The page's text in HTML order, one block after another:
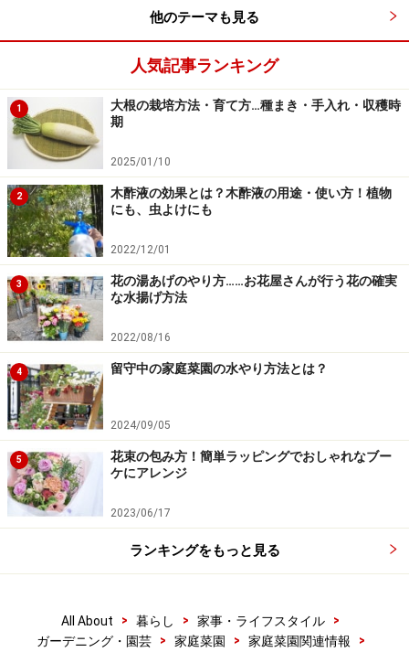
他のテーマも見る
人気記事ランキング
1
大根の栽培方法・育て方…種まき・手入れ・収穫時
期
2025/01/10
2
木酢液の効果とは？木酢液の用途・使い方！植物
にも、虫よけにも
2022/12/01
3
花の湯あげのやり方……お花屋さんが行う花の確実
な水揚げ方法
2022/08/16
4 留守中の家庭菜園の水やり方法とは？
2024/09/05
5
花束の包み方！簡単ラッピングでおしゃれなブー
ケにアレンジ
2023/06/17
ランキングをもっと見る
All About > 暮らし > 家事・ライフスタイル
>
ガーデニング・園芸
> 家庭菜園 > 家庭菜園関連情報 >